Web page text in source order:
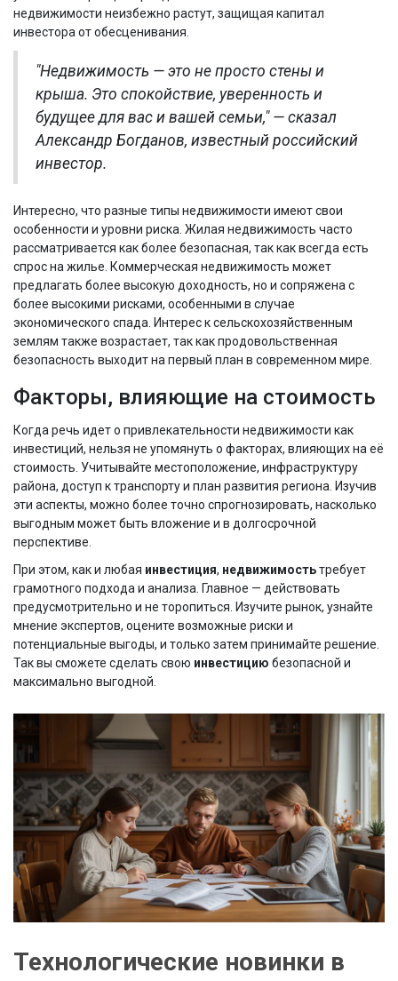
недвижимости неизбежно растут, защищая капитал
инвестора от обесценивания.
"Недвижимость — это не просто стены и
крыша. Это спокойствие, уверенность и
будущее для вас и вашей семьи," — сказал
Александр Богданов, известный российский
инвестор.
Интересно, что разные типы недвижимости имеют свои
особенности и уровни риска. Жилая недвижимость часто
рассматривается как более безопасная, так как всегда есть
спрос на жилье. Коммерческая недвижимость может
предлагать более высокую доходность, но и сопряжена с
более высокими рисками, особенными в случае
экономического спада. Интерес к сельскохозяйственным
землям также возрастает, так как продовольственная
безопасность выходит на первый план в современном мире.
Факторы, влияющие на стоимость
Когда речь идет о привлекательности недвижимости как
инвестиций, нельзя не упомянуть о факторах, влияющих на её
стоимость. Учитывайте местоположение, инфраструктуру
района, доступ к транспорту и план развития региона. Изучив
эти аспекты, можно более точно спрогнозировать, насколько
выгодным может быть вложение и в долгосрочной
перспективе.
При этом, как и любая инвестиция, недвижимостьтребует
грамотного подхода и анализа. Главное — действовать
предусмотрительно и не торопиться. Изучите рынок, узнайте
мнение экспертов, оцените возможные риски и
потенциальные выгоды, и только затем принимайте решение.
Так вы сможете сделать свою инвестицию безопасной и
максимально выгодной.
Технологические новинки в